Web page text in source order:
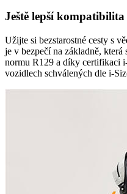
Ještě lepší kompatibilita
Užijte si bezstarostné cesty s
je v bezpečí na základně,
normu R129 a díky certifikaci
vozidlech schválených dle i-